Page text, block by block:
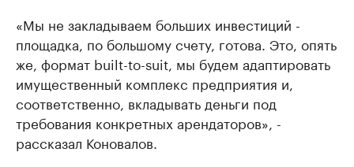
«Мы не закладываем больших инвестиций -
площадка, по большому счету, готова. Это, опять
же, формат built-to-suit, мы будем адаптировать
имущественный комплекс предприятия и,
соответственно, вкладывать деньги под
требования конкретных арендаторов», -
рассказал Коновалов.